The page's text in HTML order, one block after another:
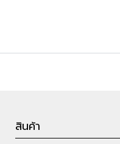
สินค้า